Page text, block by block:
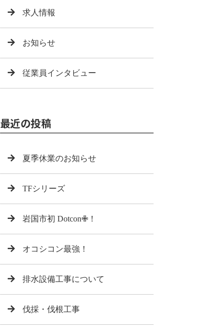
求人情報
お知らせ
従業員インタビュー
最近の投稿
夏季休業のお知らせ
TFシリーズ
岩国市初 Dotcon✙！
オコシコン最強！
排水設備工事について
伐採・伐根工事